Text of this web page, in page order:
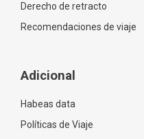
Derecho de retracto
Recomendaciones de viaje
Adicional
Habeas data
Políticas de Viaje